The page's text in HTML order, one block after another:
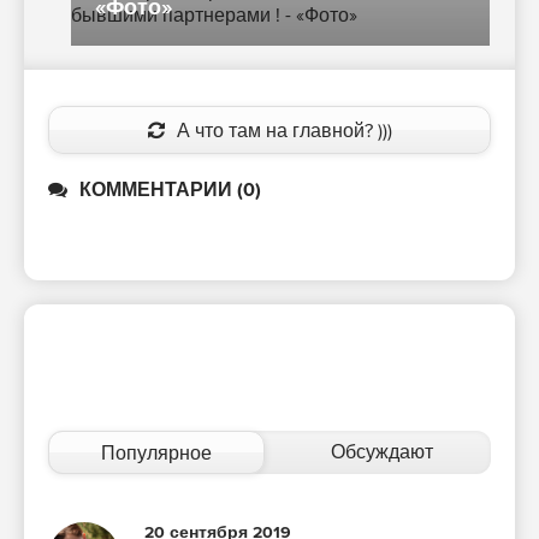
«Фото»
А что там на главной? )))
КОММЕНТАРИИ (0)
Популярное Обсуждают
20 сентября 2019